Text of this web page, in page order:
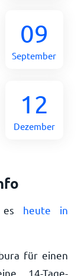
09
September
12
Dezember
es heute in
für einen
14-Tage-